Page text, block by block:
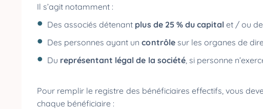
Il s’agit notamment :
Des associés détenant plus de 25 % du capital et / ou
Des personnes ayant un contrôle sur les organes de
Du représentant légal de la société, si personne
Pour remplir le registre des bénéficiaires effectifs, vous
chaque bénéficiaire :